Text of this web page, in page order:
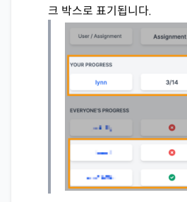
크 박스로 표기됩니다.